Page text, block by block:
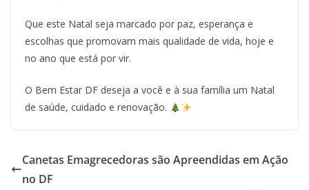
Que este Natal seja marcado por paz, esperança e
escolhas que promovam mais qualidade de vida, hoje e
no ano que está por vir.
O Bem Estar DF deseja a você e à sua família um Natal
de saúde, cuidado e renovação.
Canetas Emagrecedoras são Apreendidas em Ação
no DF